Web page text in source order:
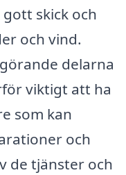
skick och
och vind.
delarna
viktigt att ha
som kan
och
de tjänster och